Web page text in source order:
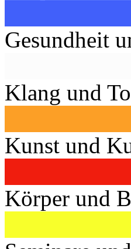
Gesundheit
Klang und
Kunst und
Körper und